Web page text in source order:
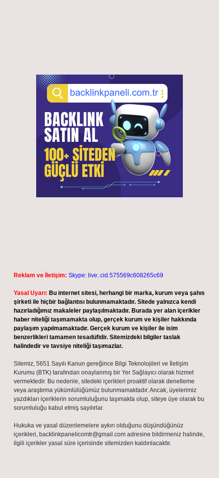
Reklam ve İletişim: Skype: live:.cid.575569c608265c69
Yasal Uyarı: Bu internet sitesi, herhangi bir marka, kurum veya şahıs
şirketi ile hiçbir bağlantısı bulunmamaktadır. Sitede yalnızca kendi
hazırladığımız makaleler paylaşılmaktadır. Burada yer alan içerikler
haber niteliği taşımamakta olup, gerçek kurum ve kişiler hakkında
paylaşım yapılmamaktadır. Gerçek kurum ve kişiler ile isim
benzerlikleri tamamen tesadüfidir. Sitemizdeki bilgiler taslak
halindedir ve tavsiye niteliği taşımazlar.
Sitemiz, 5651 Sayılı Kanun gereğince Bilgi Teknolojileri ve İletişim
Kurumu (BTK) tarafından onaylanmış bir Yer Sağlayıcı olarak hizmet
vermektedir. Bu nedenle, sitedeki içerikleri proaktif olarak denetleme
veya araştırma yükümlülüğümüz bulunmamaktadır. Ancak, üyelerimiz
yazdıkları içeriklerin sorumluluğunu taşımakta olup, siteye üye olarak bu
sorumluluğu kabul etmiş sayılırlar.
Hukuka ve yasal düzenlemelere aykırı olduğunu düşündüğünüz
içerikleri, backlinkpanelicomtr@gmail.com adresine bildirmeniz halinde,
ilgili içerikler yasal süre içerisinde sitemizden kaldırılacaktır.